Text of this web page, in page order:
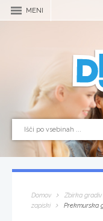
MENI
Domov Zbirka gradiv
zapiski
Prekmurska